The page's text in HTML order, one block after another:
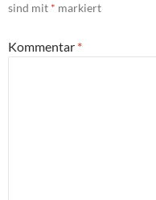
sind mit * markiert
Kommentar *